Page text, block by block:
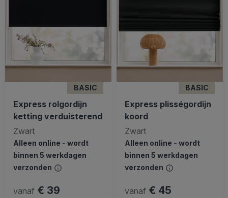
BASIC
Express rolgordijn
ketting verduisterend
Zwart
Alleen online - wordt
binnen 5 werkdagen
verzonden
vanaf € 39
BASIC
Express plisségordijn
koord
Zwart
Alleen online - wordt
binnen 5 werkdagen
verzonden
vanaf € 45